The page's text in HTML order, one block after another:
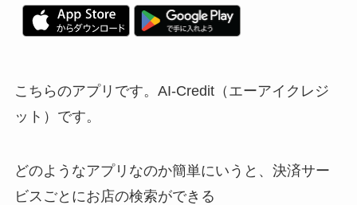
こちらのアプリです。AI-Credit（エーアイクレジ
ット）です。
どのようなアプリなのか簡単にいうと、決済サー
ビスごとにお店の検索ができる